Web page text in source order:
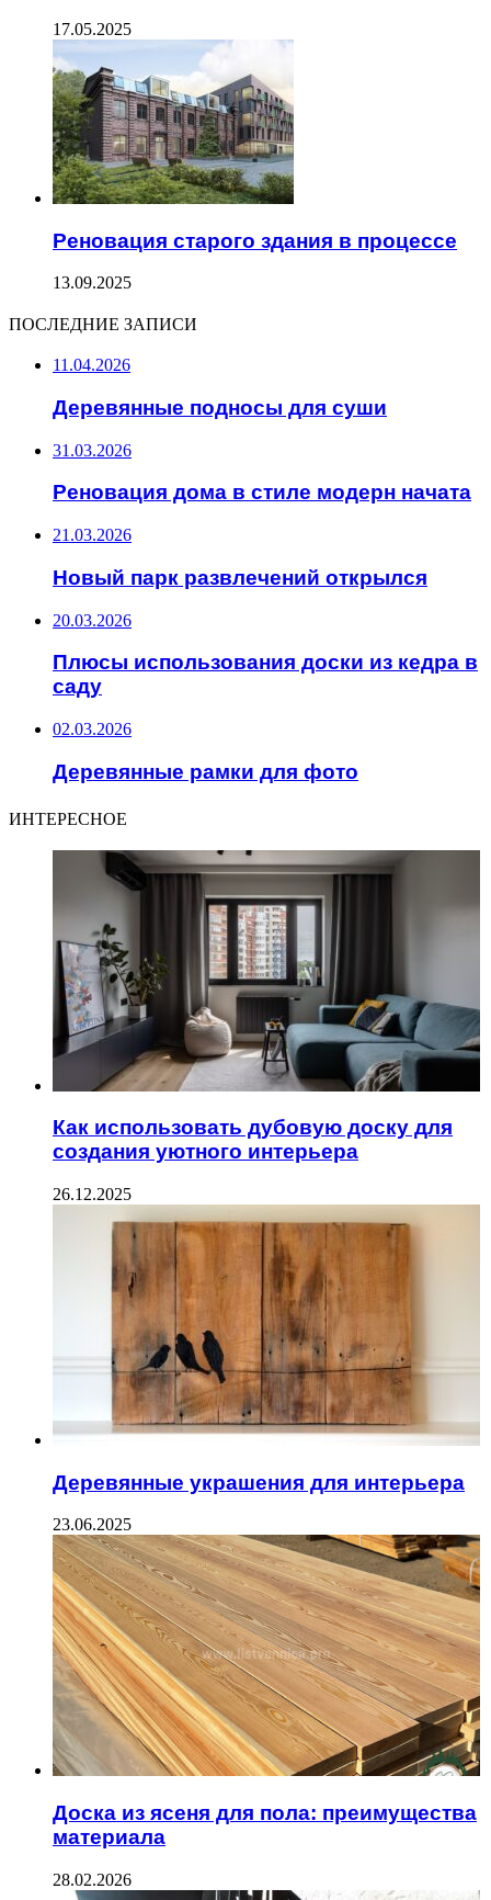
17.05.2025
Реновация старого здания в процессе
13.09.2025
ПОСЛЕДНИЕ ЗАПИСИ
11.04.2026
Деревянные подносы для суши
31.03.2026
Реновация дома в стиле модерн начата
21.03.2026
Новый парк развлечений открылся
20.03.2026
Плюсы использования доски из кедра в
саду
02.03.2026
Деревянные рамки для фото
ИНТЕРЕСНОЕ
Как использовать дубовую доску для
создания уютного интерьера
26.12.2025
Деревянные украшения для интерьера
23.06.2025
Доска из ясеня для пола: преимущества
материала
28.02.2026